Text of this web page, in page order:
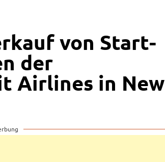
von Start-
der
Airlines in New